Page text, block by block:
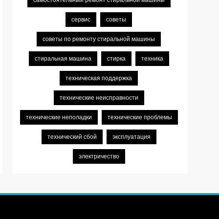
сервис советы
советы по ремонту стиральной машины
стиральная машина стирка техника
техническая поддержка
технические неисправности
технические неполадки технические проблемы
технический сбой эксплуатация
электричество